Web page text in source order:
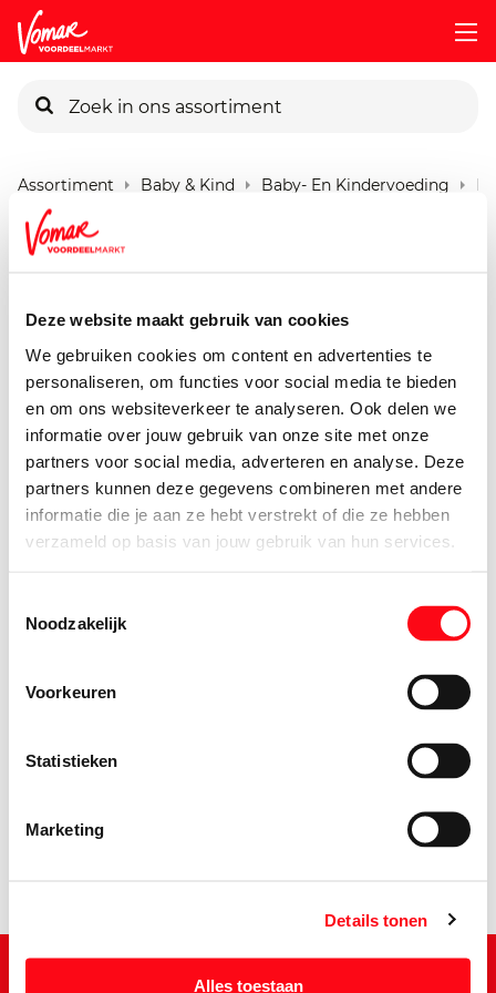
Deze website maakt gebruik van cookies
We gebruiken cookies om content en advertenties te
personaliseren, om functies voor social media te bieden
en om ons websiteverkeer te analyseren. Ook delen we
informatie over jouw gebruik van onze site met onze
partners voor social media, adverteren en analyse. Deze
partners kunnen deze gegevens combineren met andere
informatie die je aan ze hebt verstrekt of die ze hebben
verzameld op basis van jouw gebruik van hun services.
Noodzakelijk
Voorkeuren
Statistieken
Marketing
Details tonen
Alles toestaan
Pincode vergeten
Persoonlijk KIK-account
Assortiment Baby & Kind Baby- En Kindervoeding
Little Rockets Knijp Appel
1.98